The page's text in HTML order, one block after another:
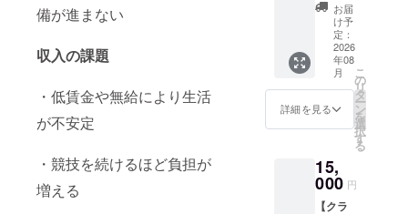
備が進まない
収入の課題
・低賃金や無給により生活
が不安定
・競技を続けるほど負担が
増える
話番号
を取得
させて
いただ
きま
す。 ※8
に発送
予定で
ル・動
画の内
容は指
（50×5
0㎜）
・オリ
ジナル
タオル
（20cm
×110c
m） ・
（サイ
ズ展
開：S,
に添付
しま
す。）
・選
手・ア
ンバサ
ダーオ
フ
（限定
URLで
の配信
予定）
ト】 ・
DGFC
限定携
帯壁紙
付きお
礼メー
ル（ほ
しい方
を選択
してく
い。）
・アン
バサ
ダーか
お届
け予
定：
2026
年08
月
詳細を見る
こ
の
リ
タ
ー
ン
を
選
択
す
る
15,
000 円
【クラ